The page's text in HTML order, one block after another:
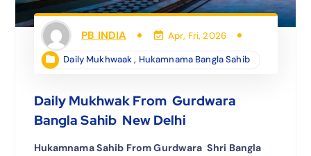
PB INDIA Apr, Fri, 2026
Daily Mukhwaak, Hukamnama Bangla Sahib
Daily Mukhwak From Gurdwara
Bangla Sahib New Delhi
Hukamnama Sahib From Gurdwara Shri Bangla